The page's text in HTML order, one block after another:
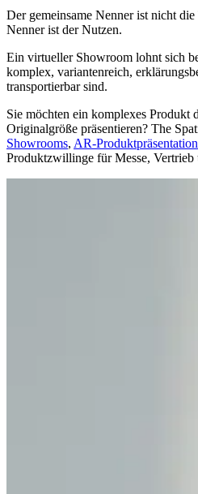
Der gemeinsame Nenner ist nicht
Nenner ist der Nutzen.
Ein virtueller Showroom lohnt sich
komplex, variantenreich,
transportierbar sind.
Sie möchten ein komplexes Produkt
Originalgröße präsentieren? The
Showrooms, AR-
Produktzwillinge für Messe, Vertrieb